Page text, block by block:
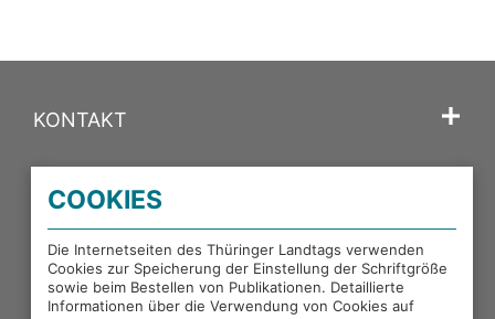
KONTAKT
PORTALE DES THÜRINGER LANDTAGS
EXTERNE LINKS
COOKIES
Die Internetseiten des Thüringer Landtags verwenden
Cookies zur Speicherung der Einstellung der Schriftgröße
sowie beim Bestellen von Publikationen. Detaillierte
Informationen über die Verwendung von Cookies auf